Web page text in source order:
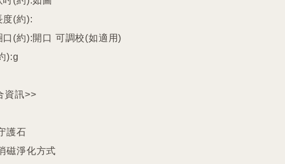
度(約):
口(約):開口 可調校(如適用)
):g
資訊>>
護石
磁淨化方式